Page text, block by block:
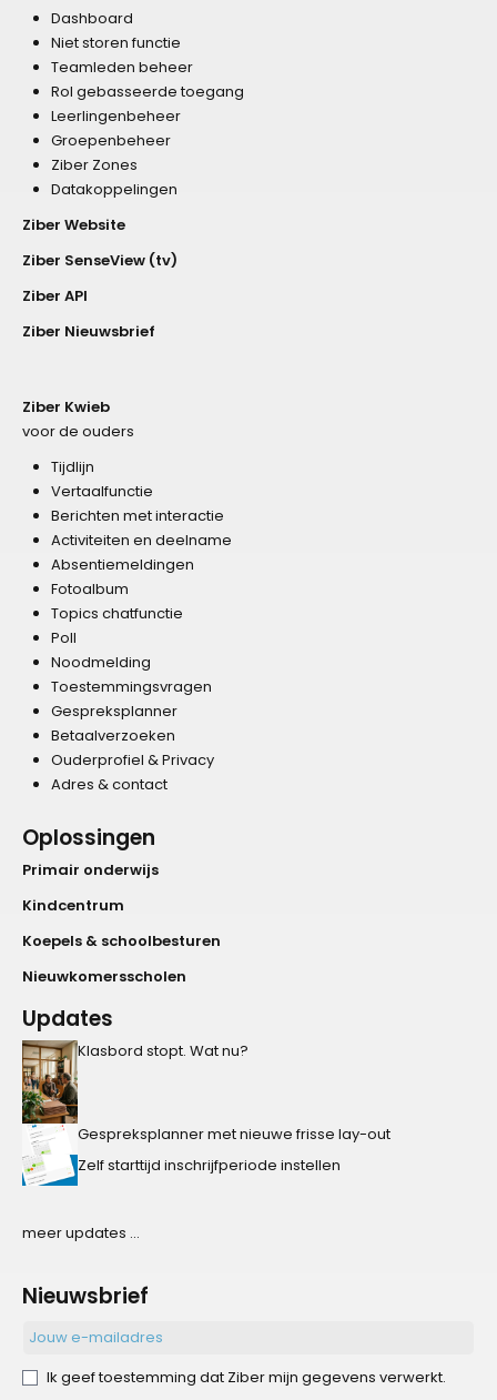
Dashboard
Niet storen functie
Teamleden beheer
Rol gebasseerde toegang
Leerlingenbeheer
Groepenbeheer
Ziber Zones
Datakoppelingen
Ziber Website
Ziber SenseView (tv)
Ziber API
Ziber Nieuwsbrief
Ziber Kwieb
voor de ouders
Tijdlijn
Vertaalfunctie
Berichten met interactie
Activiteiten en deelname
Absentiemeldingen
Fotoalbum
Topics chatfunctie
Poll
Noodmelding
Toestemmingsvragen
Gespreksplanner
Betaalverzoeken
Ouderprofiel & Privacy
Adres & contact
Oplossingen
Primair onderwijs
Kindcentrum
Koepels & schoolbesturen
Nieuwkomersscholen
Updates
Klasbord stopt. Wat nu?
Gespreksplanner met nieuwe frisse lay-out
Zelf starttijd inschrijfperiode instellen
meer updates ...
Nieuwsbrief
Ik geef toestemming dat Ziber mijn gegevens verwerkt.